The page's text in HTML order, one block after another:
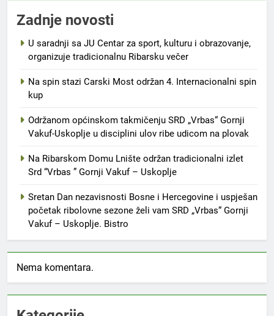
Zadnje novosti
U saradnji sa JU Centar za sport, kulturu i obrazovanje,
organizuje tradicionalnu Ribarsku večer
Na spin stazi Carski Most održan 4. Internacionalni spin
kup
Održanom općinskom takmičenju SRD „Vrbas“ Gornji
Vakuf-Uskoplje u disciplini ulov ribe udicom na plovak
Na Ribarskom Domu Lnište održan tradicionalni izlet
Srd “Vrbas ” Gornji Vakuf – Uskoplje
Sretan Dan nezavisnosti Bosne i Hercegovine i uspješan
početak ribolovne sezone želi vam SRD „Vrbas“ Gornji
Vakuf – Uskoplje. Bistro
Nema komentara.